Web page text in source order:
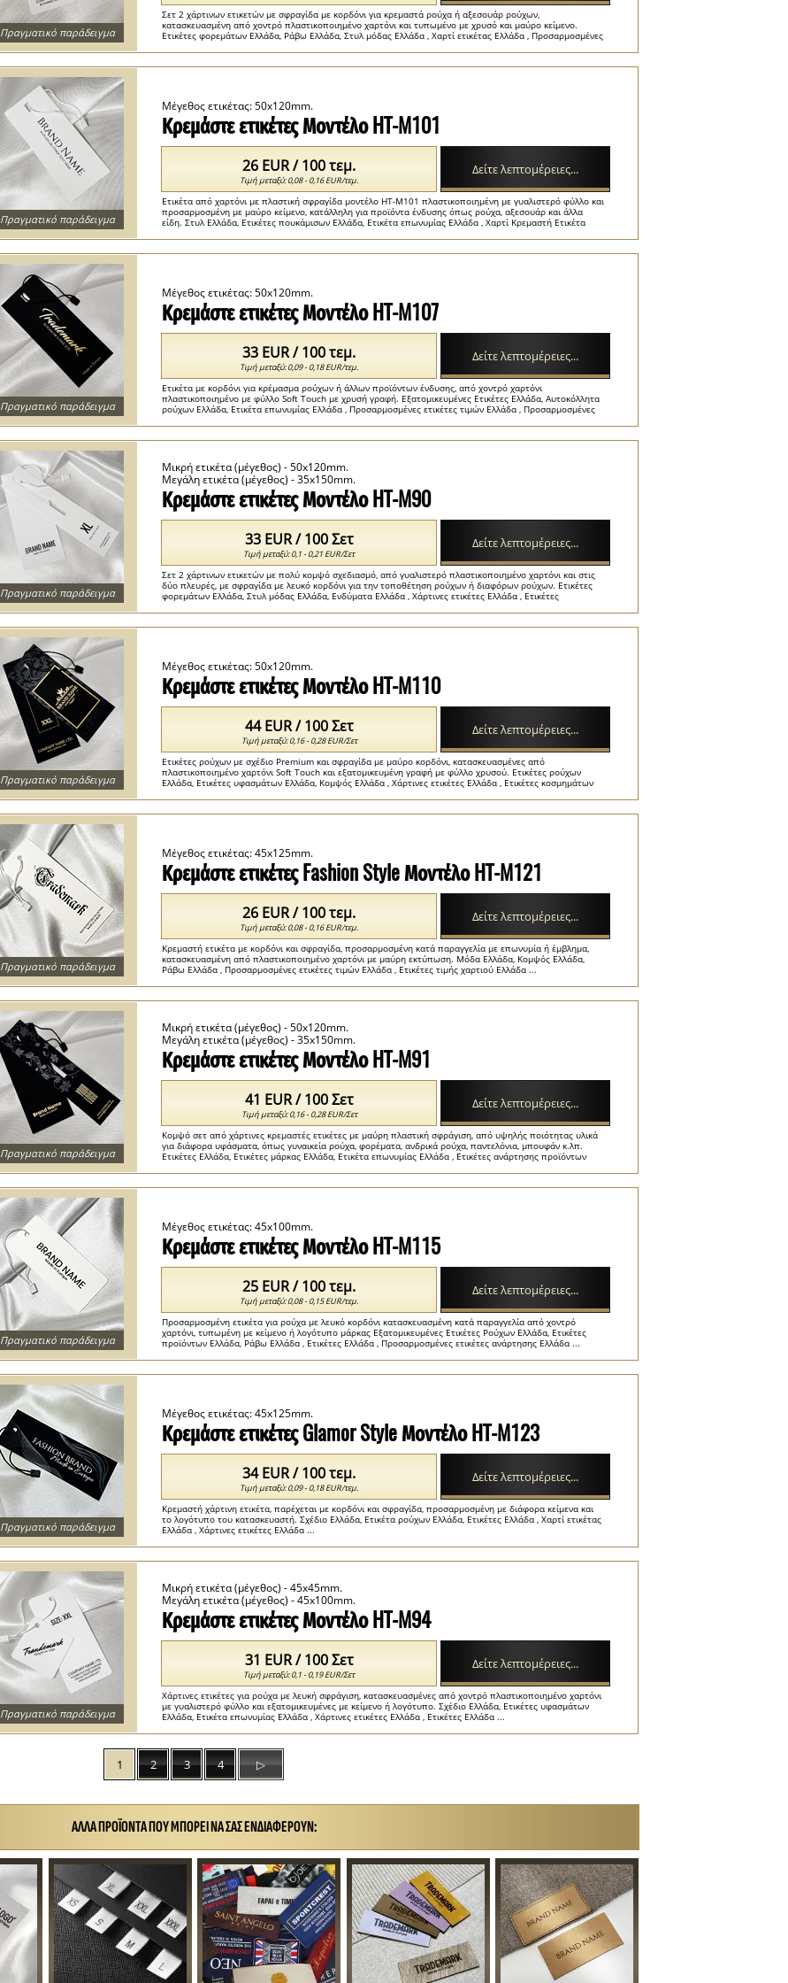
Σετ 2 χάρτινων ετικετών με σφραγίδα με κορδόνι για κρεμαστά ρούχα ή αξεσουάρ ρούχων,
κατασκευασμένη από χοντρό πλαστικοποιημένο χαρτόνι και τυπωμένο με χρυσό και μαύρο κείμενο.
Ετικέτες φορεμάτων Ελλάδα, Ράβω Ελλάδα, Στυλ μόδας Ελλάδα , Χαρτί ετικέτας Ελλάδα , Προσαρμοσμένες
Πραγματικό παράδειγμα
Κρεμάστε ετικέτες Μοντέλο HT-M101
Μέγεθος ετικέτας: 50x120mm.
Ετικέτα από χαρτόνι με πλαστική σφραγίδα μοντέλο HT-M101 πλαστικοποιημένη με γυαλιστερό φύλλο και
προσαρμοσμένη με μαύρο κείμενο, κατάλληλη για προϊόντα ένδυσης όπως ρούχα, αξεσουάρ και άλλα
είδη. Στυλ Ελλάδα, Ετικέτες πουκάμισων Ελλάδα, Ετικέτα επωνυμίας Ελλάδα , Χαρτί Κρεμαστή Ετικέτα
26 EUR / 100 τεμ.
Τιμή μεταξύ: 0,08 - 0,16 EUR/τεμ.
Δείτε λεπτομέρειες...
Πραγματικό παράδειγμα
Κρεμάστε ετικέτες Μοντέλο HT-M107
Μέγεθος ετικέτας: 50x120mm.
Ετικέτα με κορδόνι για κρέμασμα ρούχων ή άλλων προϊόντων ένδυσης, από χοντρό χαρτόνι
πλαστικοποιημένο με φύλλο Soft Touch με χρυσή γραφή. Εξατομικευμένες Ετικέτες Ελλάδα, Αυτοκόλλητα
ρούχων Ελλάδα, Ετικέτα επωνυμίας Ελλάδα , Προσαρμοσμένες ετικέτες τιμών Ελλάδα , Προσαρμοσμένες
33 EUR / 100 τεμ.
Τιμή μεταξύ: 0,09 - 0,18 EUR/τεμ.
Δείτε λεπτομέρειες...
Πραγματικό παράδειγμα
Κρεμάστε ετικέτες Μοντέλο HT-M90
Μικρή ετικέτα (μέγεθος) - 50x120mm.
Μεγάλη ετικέτα (μέγεθος) - 35x150mm.
Σετ 2 χάρτινων ετικετών με πολύ κομψό σχεδιασμό, από γυαλιστερό πλαστικοποιημένο χαρτόνι και στις
δύο πλευρές, με σφραγίδα με λευκό κορδόνι για την τοποθέτηση ρούχων ή διαφόρων ρούχων. Ετικέτες
φορεμάτων Ελλάδα, Στυλ μόδας Ελλάδα, Ενδύματα Ελλάδα , Χάρτινες ετικέτες Ελλάδα , Ετικέτες
33 EUR / 100 Σετ
Τιμή μεταξύ: 0,1 - 0,21 EUR/Σετ
Δείτε λεπτομέρειες...
Πραγματικό παράδειγμα
Κρεμάστε ετικέτες Μοντέλο HT-M110
Μέγεθος ετικέτας: 50x120mm.
Ετικέτες ρούχων με σχέδιο Premium και σφραγίδα με μαύρο κορδόνι, κατασκευασμένες από
πλαστικοποιημένο χαρτόνι Soft Touch και εξατομικευμένη γραφή με φύλλο χρυσού. Ετικέτες ρούχων
Ελλάδα, Ετικέτες υφασμάτων Ελλάδα, Κομψός Ελλάδα , Χάρτινες ετικέτες Ελλάδα , Ετικέτες κοσμημάτων
44 EUR / 100 Σετ
Τιμή μεταξύ: 0,16 - 0,28 EUR/Σετ
Δείτε λεπτομέρειες...
Πραγματικό παράδειγμα
Κρεμάστε ετικέτες Fashion Style Μοντέλο HT-M121
Μέγεθος ετικέτας: 45x125mm.
Κρεμαστή ετικέτα με κορδόνι και σφραγίδα, προσαρμοσμένη κατά παραγγελία με επωνυμία ή έμβλημα,
κατασκευασμένη από πλαστικοποιημένο χαρτόνι με μαύρη εκτύπωση. Μόδα Ελλάδα, Κομψός Ελλάδα,
Ράβω Ελλάδα , Προσαρμοσμένες ετικέτες τιμών Ελλάδα , Ετικέτες τιμής χαρτιού Ελλάδα ...
26 EUR / 100 τεμ.
Τιμή μεταξύ: 0,08 - 0,16 EUR/τεμ.
Δείτε λεπτομέρειες...
Πραγματικό παράδειγμα
Κρεμάστε ετικέτες Μοντέλο HT-M91
Μικρή ετικέτα (μέγεθος) - 50x120mm.
Μεγάλη ετικέτα (μέγεθος) - 35x150mm.
Κομψό σετ από χάρτινες κρεμαστές ετικέτες με μαύρη πλαστική σφράγιση, από υψηλής ποιότητας υλικά
για διάφορα υφάσματα, όπως γυναικεία ρούχα, φορέματα, ανδρικά ρούχα, παντελόνια, μπουφάν κ.λπ.
Ετικέτες Ελλάδα, Ετικέτες μάρκας Ελλάδα, Ετικέτα επωνυμίας Ελλάδα , Ετικέτες ανάρτησης προϊόντων
41 EUR / 100 Σετ
Τιμή μεταξύ: 0,16 - 0,28 EUR/Σετ
Δείτε λεπτομέρειες...
Πραγματικό παράδειγμα
Κρεμάστε ετικέτες Μοντέλο HT-M115
Μέγεθος ετικέτας: 45x100mm.
Προσαρμοσμένη ετικέτα για ρούχα με λευκό κορδόνι κατασκευασμένη κατά παραγγελία από χοντρό
χαρτόνι, τυπωμένη με κείμενο ή λογότυπο μάρκας Εξατομικευμένες Ετικέτες Ρούχων Ελλάδα, Ετικέτες
προϊόντων Ελλάδα, Ράβω Ελλάδα , Ετικέτες Ελλάδα , Προσαρμοσμένες ετικέτες ανάρτησης Ελλάδα ...
25 EUR / 100 τεμ.
Τιμή μεταξύ: 0,08 - 0,15 EUR/τεμ.
Δείτε λεπτομέρειες...
Πραγματικό παράδειγμα
Κρεμάστε ετικέτες Glamor Style Μοντέλο HT-M123
Μέγεθος ετικέτας: 45x125mm.
Κρεμαστή χάρτινη ετικέτα, παρέχεται με κορδόνι και σφραγίδα, προσαρμοσμένη με διάφορα κείμενα και
το λογότυπο του κατασκευαστή. Σχέδιο Ελλάδα, Ετικέτα ρούχων Ελλάδα, Ετικέτες Ελλάδα , Χαρτί ετικέτας
Ελλάδα , Χάρτινες ετικέτες Ελλάδα ...
34 EUR / 100 τεμ.
Τιμή μεταξύ: 0,09 - 0,18 EUR/τεμ.
Δείτε λεπτομέρειες...
Πραγματικό παράδειγμα
Κρεμάστε ετικέτες Μοντέλο HT-M94
Μικρή ετικέτα (μέγεθος) - 45x45mm.
Μεγάλη ετικέτα (μέγεθος) - 45x100mm.
Χάρτινες ετικέτες για ρούχα με λευκή σφράγιση, κατασκευασμένες από χοντρό πλαστικοποιημένο χαρτόνι
με γυαλιστερό φύλλο και εξατομικευμένες με κείμενο ή λογότυπο. Σχέδιο Ελλάδα, Ετικέτες υφασμάτων
Ελλάδα, Ετικέτα επωνυμίας Ελλάδα , Χάρτινες ετικέτες Ελλάδα , Ετικέτες Ελλάδα ...
31 EUR / 100 Σετ
Τιμή μεταξύ: 0,1 - 0,19 EUR/Σετ
Δείτε λεπτομέρειες...
Πραγματικό παράδειγμα
1 2 3 4 ▷
ΆΛΛΑ ΠΡΟΪΌΝΤΑ ΠΟΥ ΜΠΟΡΕΊ ΝΑ ΣΑΣ ΕΝΔΙΑΦΈΡΟΥΝ: